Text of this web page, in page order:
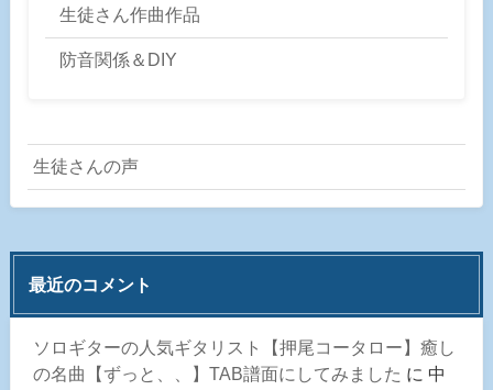
生徒さん作曲作品
防音関係＆DIY
生徒さんの声
最近のコメント
ソロギターの人気ギタリスト【押尾コータロー】癒し
の名曲【ずっと、、】TAB譜面にしてみました に 中